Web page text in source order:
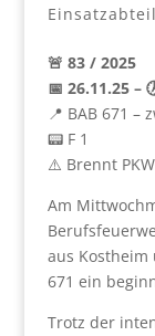
🚨 83 / 2025
📅 26.11.25 –
📍 BAB 671 –
📟 F 1
⚠️ Brennt PKW
Am
aus Kostheim
671 ein
Trotz der